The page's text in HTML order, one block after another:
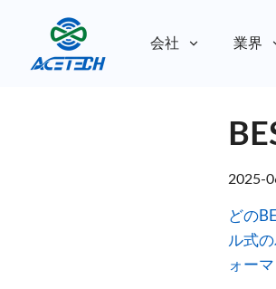
会社 業界
2025-
どの
ル式
ォー